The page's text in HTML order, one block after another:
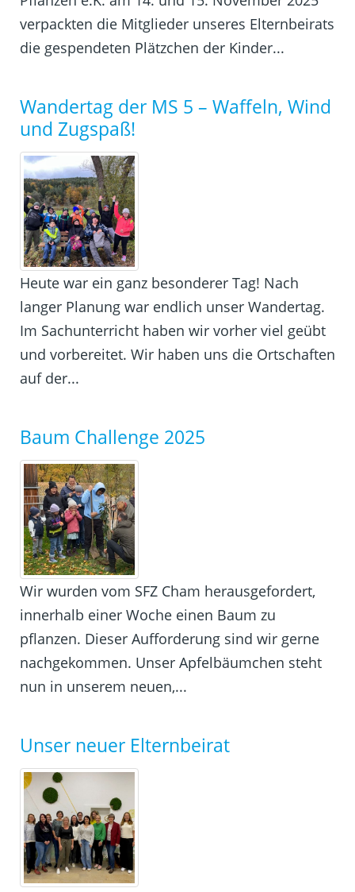
verpackten die Mitglieder unseres Elternbeirats
die gespendeten Plätzchen der Kinder...
Wandertag der MS 5 – Waffeln, Wind
und Zugspaß!
Heute war ein ganz besonderer Tag! Nach
langer Planung war endlich unser Wandertag.
Im Sachunterricht haben wir vorher viel geübt
und vorbereitet. Wir haben uns die Ortschaften
auf der...
Baum Challenge 2025
Wir wurden vom SFZ Cham herausgefordert,
innerhalb einer Woche einen Baum zu
pflanzen. Dieser Aufforderung sind wir gerne
nachgekommen. Unser Apfelbäumchen steht
nun in unserem neuen,...
Unser neuer Elternbeirat